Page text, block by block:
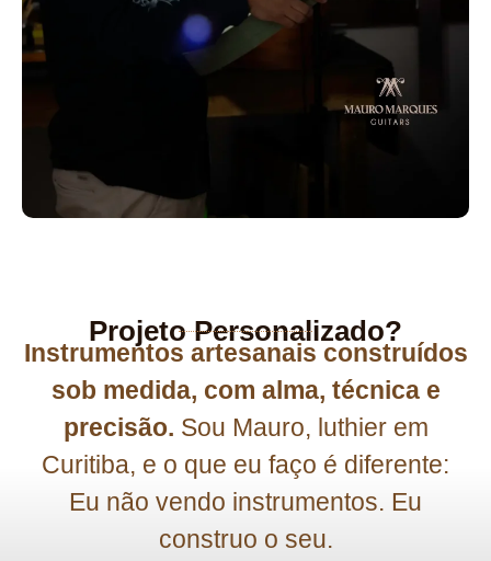
Projeto Personalizado?
Instrumentos artesanais construídos
sob medida, com alma, técnica e
precisão. Sou Mauro, luthier em
Curitiba, e o que eu faço é diferente:
Eu não vendo instrumentos. Eu
construo o seu.